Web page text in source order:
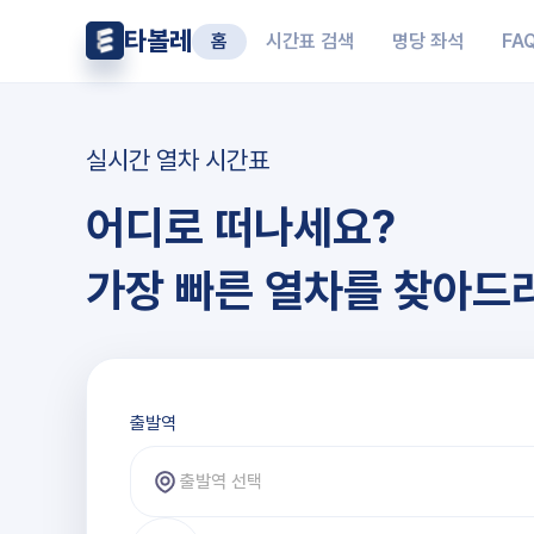
타볼레 홈 시간표 검색 명당 좌석
실시간 열차 시간표
어디로 떠나세요?
가장 빠른 열차를 찾아드
출발역과 도착역 선택
출발역
출발역 선택